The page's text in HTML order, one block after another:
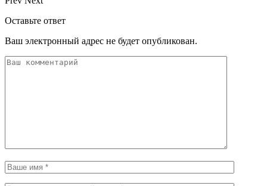
Оставьте ответ
Ваш электронный адрес не будет опубликован.